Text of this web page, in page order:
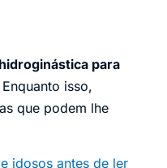
para
isso,
que podem lhe
idosos antes de ler